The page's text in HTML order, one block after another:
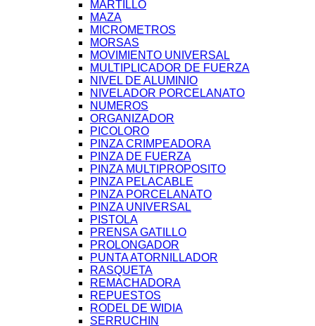
MARTILLO
MAZA
MICROMETROS
MORSAS
MOVIMIENTO UNIVERSAL
MULTIPLICADOR DE FUERZA
NIVEL DE ALUMINIO
NIVELADOR PORCELANATO
NUMEROS
ORGANIZADOR
PICOLORO
PINZA CRIMPEADORA
PINZA DE FUERZA
PINZA MULTIPROPOSITO
PINZA PELACABLE
PINZA PORCELANATO
PINZA UNIVERSAL
PISTOLA
PRENSA GATILLO
PROLONGADOR
PUNTA ATORNILLADOR
RASQUETA
REMACHADORA
REPUESTOS
RODEL DE WIDIA
SERRUCHIN